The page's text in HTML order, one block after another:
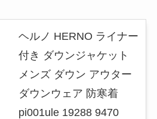
ヘルノ HERNO ライナー
付き ダウンジャケット
メンズ ダウン アウター
ダウンウェア 防寒着
pi001ule 19288 9470